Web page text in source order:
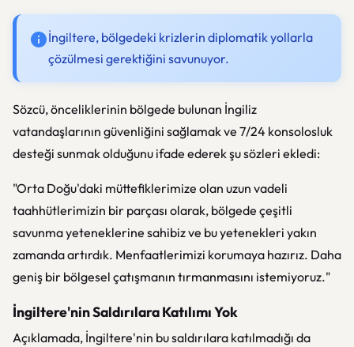
İngiltere, bölgedeki krizlerin diplomatik yollarla
çözülmesi gerektiğini savunuyor.
Sözcü, önceliklerinin bölgede bulunan İngiliz
vatandaşlarının güvenliğini sağlamak ve 7/24 konsolosluk
desteği sunmak olduğunu ifade ederek şu sözleri ekledi:
"Orta Doğu'daki müttefiklerimize olan uzun vadeli
taahhütlerimizin bir parçası olarak, bölgede çeşitli
savunma yeteneklerine sahibiz ve bu yetenekleri yakın
zamanda artırdık. Menfaatlerimizi korumaya hazırız. Daha
geniş bir bölgesel çatışmanın tırmanmasını istemiyoruz."
İngiltere'nin Saldırılara Katılımı Yok
Açıklamada, İngiltere'nin bu saldırılara katılmadığı da